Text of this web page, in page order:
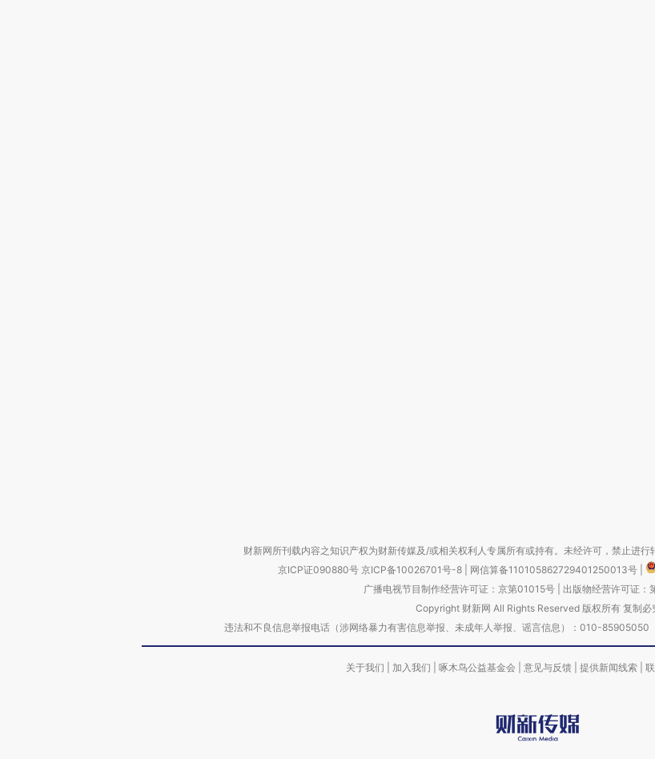
财新网所刊载内容之知识产权为财新传媒及/或相关权利人专属所有或持有。未经许可，禁止进行
京ICP证090880号 京ICP备10026701号-8 网信算备110105862729401250013号
广播电视节目制作经营许可证：京第01015号| 出版物经营许可证：
Copyright 财新网 All Rights Reserved 版权所有 复制必
违法和不良信息举报电话（涉网络暴力有害信息举报、未成年人举报、谣言信息）：010-
关于我们 加入我们 啄木鸟公益基金会 意见与反馈 提供新闻线索